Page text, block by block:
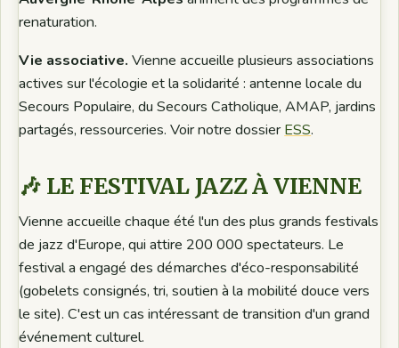
renaturation.
Vie associative. Vienne accueille plusieurs associations
actives sur l'écologie et la solidarité : antenne locale du
Secours Populaire, du Secours Catholique, AMAP, jardins
partagés, ressourceries. Voir notre dossierESS.
🎶 LE FESTIVAL JAZZ À VIENNE
Vienne accueille chaque été l'un des plus grands festivals
de jazz d'Europe, qui attire 200 000 spectateurs. Le
festival a engagé des démarches d'éco-responsabilité
(gobelets consignés, tri, soutien à la mobilité douce vers
le site). C'est un cas intéressant de transition d'un grand
événement culturel.